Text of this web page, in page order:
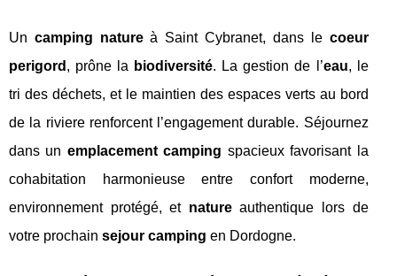
Un camping natureà Saint Cybranet, dans le coeur
perigord , prône la biodiversité. La gestion de l’eau, le
tri des déchets, et le maintien des espaces verts au bord
de la riviere renforcent l’engagement durable. Séjournez
dans un emplacement camping spacieux favorisant la
cohabitation harmonieuse entre confort moderne,
environnement protégé, et natureauthentique lors de
votre prochain sejour camping en Dordogne.